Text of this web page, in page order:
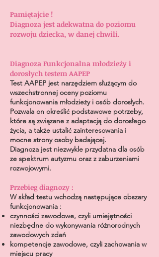
Pamiętajcie !
Diagnoza jest adekwatna do poziomu
rozwoju dziecka, w danej chwili.
Diagnoza Funkcjonalna młodzieży i
dorosłych testem AAPEP
Test AAPEP jest narzędziem służącym do
wszechstronnej oceny poziomu
funkcjonowania młodzieży i osób dorosłych.
Pozwala on określić podstawowe potrzeby,
które są związane z adaptacją do dorosłego
życia, a także ustalić zainteresowania i
mocne strony osoby badającej.
Diagnoza jest niezwykle przydatna dla osób
ze spektrum autyzmu oraz z zaburzeniami
rozwojowymi.
Przebieg diagnozy :
W skład testu wchodzą następujące obszary
funkcjonowania :
czynności zawodowe, czyli umiejętności
niezbędne do wykonywania różnorodnych
zawodowych zdań
kompetencje zawodowe, czyli zachowania w
miejscu pracy